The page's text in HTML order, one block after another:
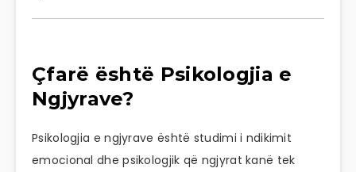
Çfarë është Psikologjia e
Ngjyrave?
Psikologjia e ngjyrave është studimi i ndikimit
emocional dhe psikologjik që ngjyrat kanë tek